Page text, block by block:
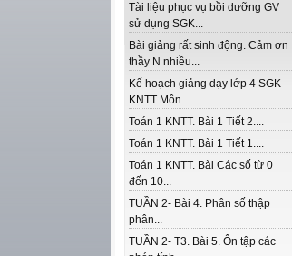
Tài liệu phục vụ bồi dưỡng GV
sử dụng SGK...
Bài giảng rất sinh động. Cảm ơn
thầy N nhiều...
Kế hoạch giảng dạy lớp 4 SGK -
KNTT Môn...
Toán 1 KNTT. Bài 1 Tiết 2....
Toán 1 KNTT. Bài 1 Tiết 1....
Toán 1 KNTT. Bài Các số từ 0
đến 10...
TUẦN 2- Bài 4. Phân số thập
phân...
TUẦN 2- T3. Bài 5. Ôn tập các